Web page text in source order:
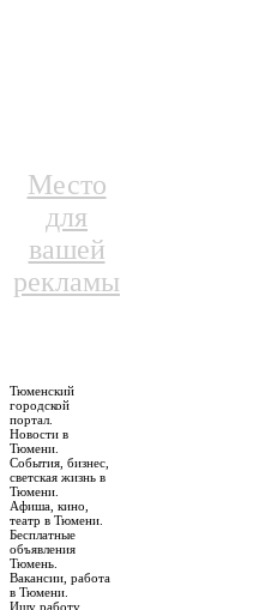
Место
для
вашей
рекламы
Тюменский
городской
портал.
Новости в
Тюмени.
События, бизнес,
светская жизнь в
Тюмени.
Афиша, кино,
театр в Тюмени.
Бесплатные
объявления
Тюмень.
Вакансии, работа
в Тюмени.
Ищу работу,